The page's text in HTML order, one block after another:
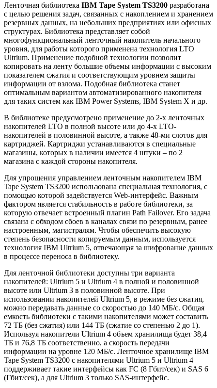
Ленточная библиотека IBM Tape System TS3200 разработана
с целью решения задач, связанных с накоплением и хранением
резервных данных, на небольших предприятиях или офисных
структурах. Библиотека представляет собой
многофункциональный ленточный накопитель начального
уровня, для работы которого применена технология LTO
Ultrium. Применение подобной технологии позволит
копировать на ленту большие объемы информации с высоким
показателем сжатия и соответствующим уровнем защиты
информации от взлома. Подобная библиотека станет
оптимальным вариантом автоматизированного накопителя
для таких систем как IBM Power Systems, IBM System X и др.
В библиотеке предусмотрено применение до 2-х ленточных
накопителей LTO в полной высоте или до 4-х LTO-
накопителей в половинной высоте, а также 48-ми слотов для
картриджей. Картриджи устанавливаются в специальные
магазины, которых в наличии имеется 4 штуки – по 2
магазина с каждой стороны накопителя.
Для упрощения управлением ленточным накопителем IBM
Tape System TS3200 использована специальная технология, с
помощью которой задействуется Web-интерфейс. Важным
фактором является стабильность в работе библиотеки, за
которую отвечает встроенный плагин Path Failover. Его задача
связана с обходом сбоев в каналах связи по резервным, ранее
настроенным, магистралям. Чтобы обеспечить высокую
степень безопасности копируемым данным, используется
технология IBM Ultrium 5, отвечающая за шифрование данных
в процессе переноса в библиотеку.
Для ленточной библиотеки доступны три варианта
накопителей: Ultrium 5 и Ultrium 4 в полной и половинной
высоте или Ultrium 3 в половинной высоте. При
использовании накопителей Ultrium 5, в режиме без сжатия,
можно передавать данные со скоростью до 140 МБ/с. Общая
емкость библиотеки с такими накопителями может составить
72 ТБ (без сжатия) или 144 ТБ (сжатие со степенью 2 до 1).
Используя накопители Ultrium 4 объем хранилища будет 38,4
ТБ и 76,8 ТБ соответственно, а скорость передачи
информации на уровне 120 МБ/с. Ленточное хранилище IBM
Tape System TS3200 с накопителями Ultrium 5 и Ultrium 4
поддерживает такие интерфейсы как FC (8 Гбит/сек) и SAS 6
(Гбит/сек), а для Ultrium 3 только SAS-интерфейс.